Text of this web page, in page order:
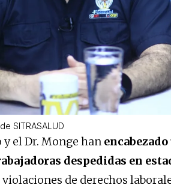
SITRASALUD
el Dr. Monge han
despedidas en
de derechos